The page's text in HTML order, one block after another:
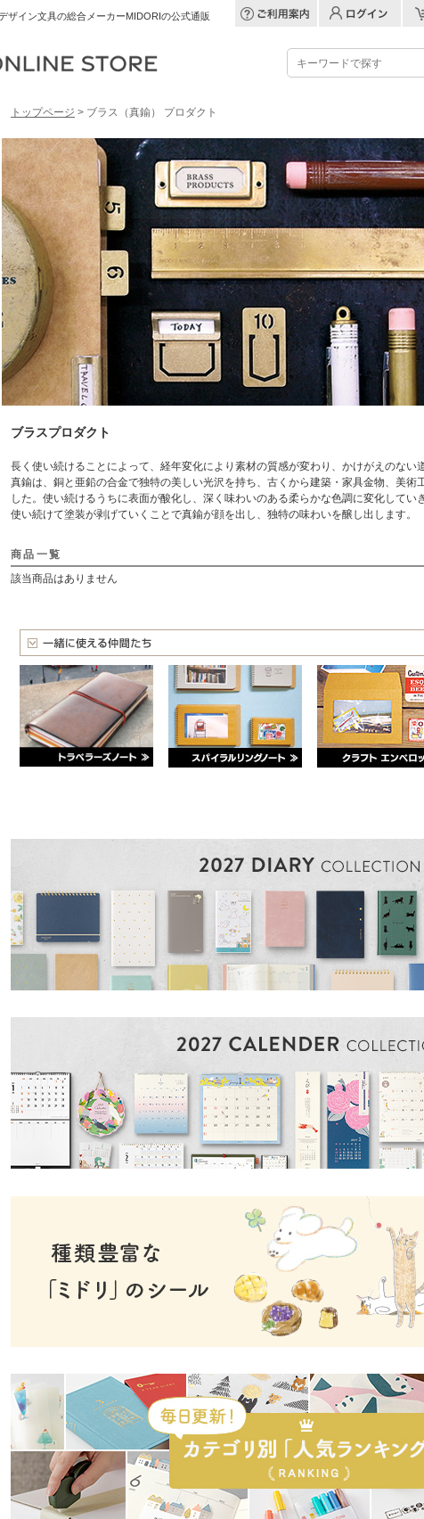
ザイン文具の総合メーカーMIDORIの公式通販
トップページ > ブラス（真鍮） プロダクト
ブラスプロダクト
長く使い続けることによって、経年変化により素材の質感が変わり、かけがえのない
真鍮は、銅と亜鉛の合金で独特の美しい光沢を持ち、古くから建築・家具金物、美術
した。使い続けるうちに表面が酸化し、深く味わいのある柔らかな色調に変化してい
使い続けて塗装が剥げていくことで真鍮が顔を出し、独特の味わいを醸し出します。
商品一覧
該当商品はありません